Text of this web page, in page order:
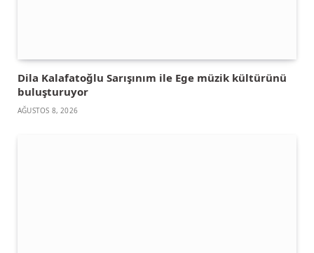
Dila Kalafatoğlu Sarışınım ile Ege müzik kültürünü
buluşturuyor
AĞUSTOS 8, 2026